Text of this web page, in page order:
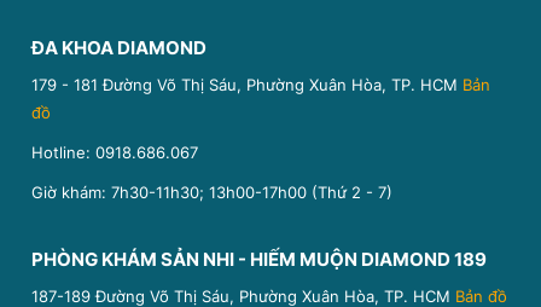
ĐA KHOA DIAMOND
179 - 181 Đường Võ Thị Sáu, Phường Xuân Hòa, TP. HCM Bản
đồ
Hotline:0918.686.067
Giờ khám: 7h30-11h30; 13h00-17h00 (Thứ 2 - 7)
PHÒNG KHÁM SẢN NHI - HIẾM MUỘN DIAMOND 189
187-189 Đường Võ Thị Sáu, Phường Xuân Hòa, TP. HCM Bản đồ